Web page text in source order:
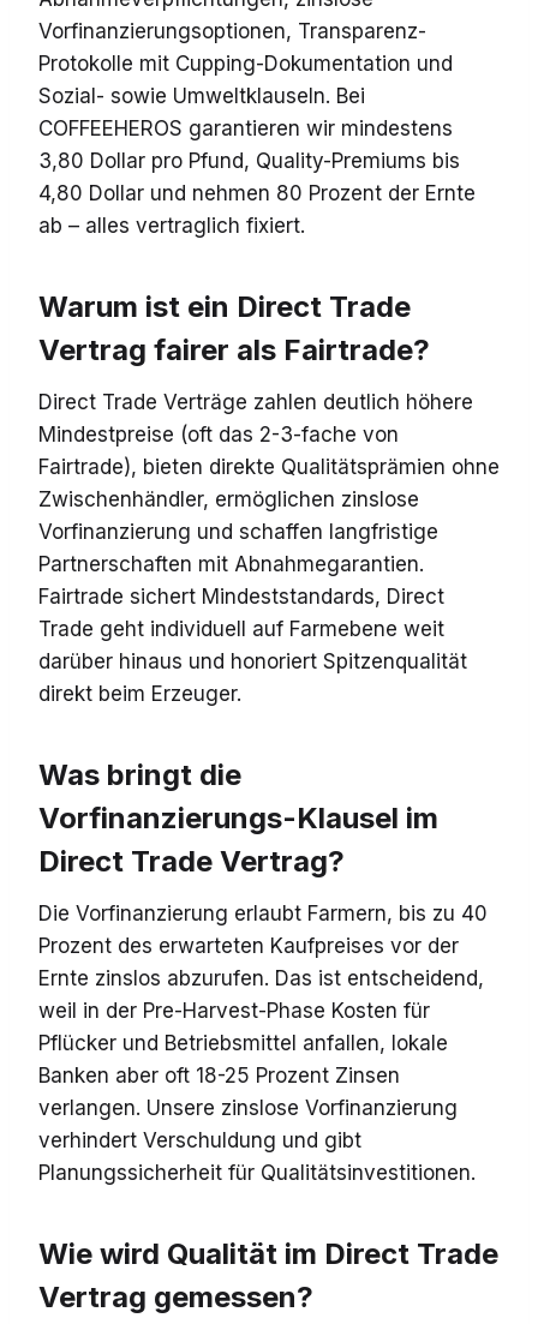
Vorfinanzierungsoptionen, Transparenz-
Protokolle mit Cupping-Dokumentation und
Sozial- sowie Umweltklauseln. Bei
COFFEEHEROS garantieren wir mindestens
3,80 Dollar pro Pfund, Quality-Premiums bis
4,80 Dollar und nehmen 80 Prozent der Ernte
ab – alles vertraglich fixiert.
Warum ist ein Direct Trade
Vertrag fairer als Fairtrade?
Direct Trade Verträge zahlen deutlich höhere
Mindestpreise (oft das 2-3-fache von
Fairtrade), bieten direkte Qualitätsprämien ohne
Zwischenhändler, ermöglichen zinslose
Vorfinanzierung und schaffen langfristige
Partnerschaften mit Abnahmegarantien.
Fairtrade sichert Mindeststandards, Direct
Trade geht individuell auf Farmebene weit
darüber hinaus und honoriert Spitzenqualität
direkt beim Erzeuger.
Was bringt die
Vorfinanzierungs-Klausel im
Direct Trade Vertrag?
Die Vorfinanzierung erlaubt Farmern, bis zu 40
Prozent des erwarteten Kaufpreises vor der
Ernte zinslos abzurufen. Das ist entscheidend,
weil in der Pre-Harvest-Phase Kosten für
Pflücker und Betriebsmittel anfallen, lokale
Banken aber oft 18-25 Prozent Zinsen
verlangen. Unsere zinslose Vorfinanzierung
verhindert Verschuldung und gibt
Planungssicherheit für Qualitätsinvestitionen.
Wie wird Qualität im Direct Trade
Vertrag gemessen?